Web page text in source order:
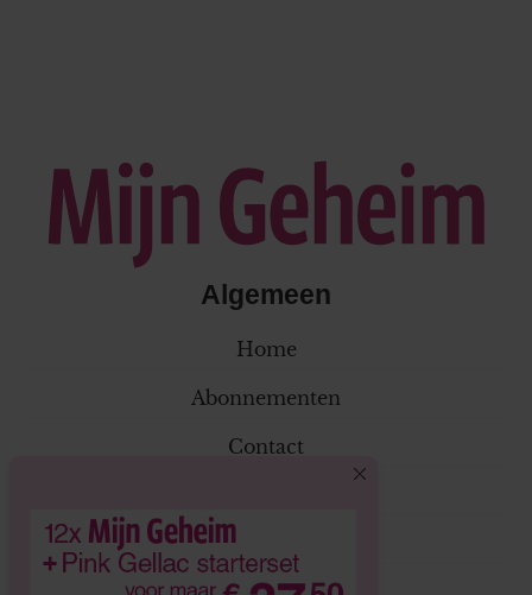
Algemeen
Home
Abonnementen
Contact
Adverteren